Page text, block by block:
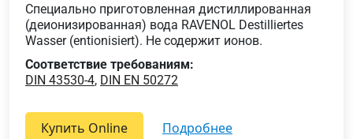
Специально приготовленная дистиллированная
(деионизированная) вода RAVENOL Destilliertes
Wasser (entionisiert). Не содержит ионов.
Соответствие требованиям:
DIN 43530-4, DIN EN 50272
Купить Online подробнее